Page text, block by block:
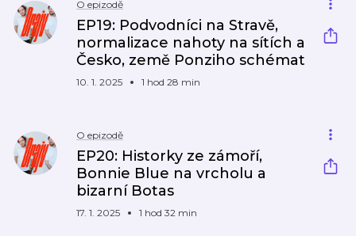
O epizodě
EP19: Podvodníci na Stravě,
normalizace nahoty na sítích a
Česko, země Ponziho schémat
10. 1. 2025 1 hod 28 min
O epizodě
EP20: Historky ze zámoří,
Bonnie Blue na vrcholu a
bizarní Botas
17. 1. 2025 1 hod 32 min